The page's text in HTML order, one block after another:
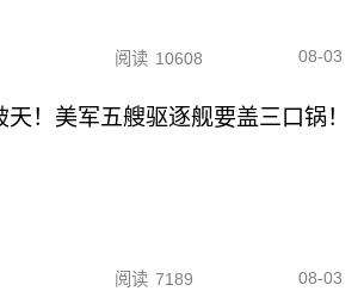
阅读 10608 08-03
天！美军五艘驱逐舰要盖三口锅！
阅读 7189 08-03